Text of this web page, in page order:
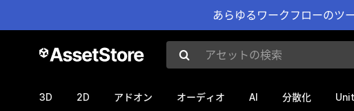
あらゆるワークフローのツ
アセットの検索
3D 2D アドオン オーディオ AI 分散化